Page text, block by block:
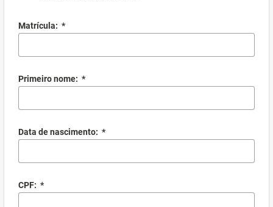
Matrícula: *
Primeiro nome: *
Data de nascimento: *
CPF: *